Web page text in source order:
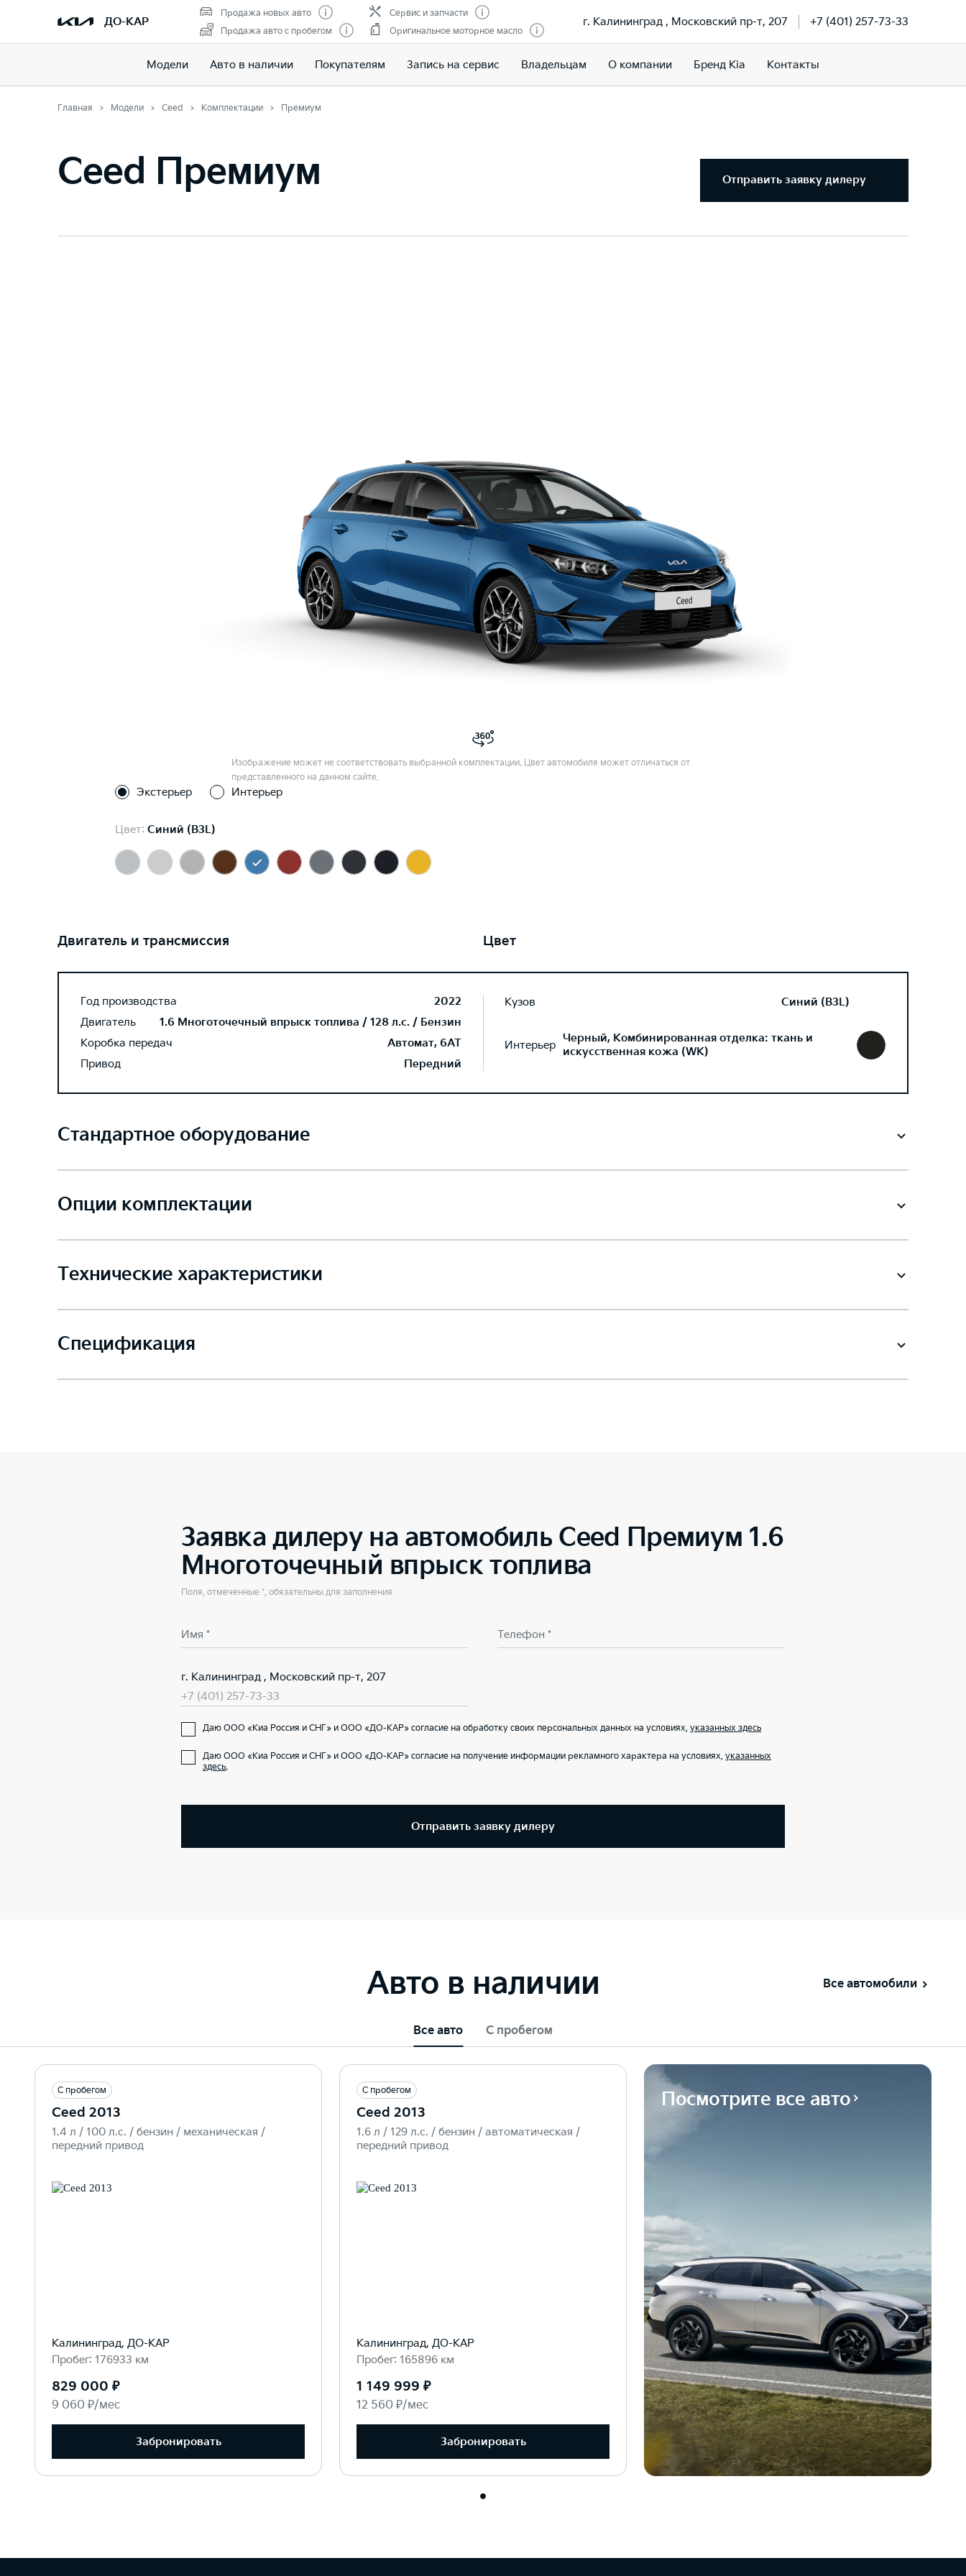
ДО-КАР
Продажа новых авто
Продажа авто с пробегом
Сервис и запчасти
Оригинальное моторное масло
г. Калининград , Московский пр-т, 207 +7 (401) 257-73-33
Модели Авто в наличии Покупателям Запись на сервис Владельцам О компании Бренд Kia Контакты
Главная Модели Ceed Комплектации Премиум
Ceed Премиум Отправить заявку дилеру
Изображение может не соответствовать выбранной комплектации. Цвет автомобиля может отличаться от
представленного на данном сайте.
Экстерьер Интерьер
Цвет: Синий (B3L)
Двигатель и трансмиссия
Год производства
2022
Двигатель
1.6 Многоточечный впрыск топлива / 128 л.с. / Бензин
Коробка передач
Автомат, 6AT
Привод
Передний
Цвет
Кузов Синий (B3L)
Интерьер Черный, Комбинированная отделка: ткань и
искусственная кожа (WK)
Стандартное оборудование
Опции комплектации
Технические характеристики
Спецификация
Заявка дилеру на автомобиль Ceed Премиум 1.6
Многоточечный впрыск топлива
Поля, отмеченные *, обязательны для заполнения
Имя * Телефон *
г. Калининград , Московский пр-т, 207
+7 (401) 257-73-33
Даю ООО «Киа Россия и СНГ» и ООО «ДО-КАР» согласие на обработку своих персональных данных на условиях, указанных здесь
Даю ООО «Киа Россия и СНГ» и ООО «ДО-КАР» согласие на получение информации рекламного характера на условиях, указанных
здесь.
Отправить заявку дилеру
Авто в наличии Все автомобили
Все авто С пробегом
С пробегом
Ceed 2013
1.4 л / 100 л.c. / бензин / механическая /
передний привод
Калининград, ДО-КАР
Пробег: 176933 км
829 000 ₽
9 060 ₽/мес
Забронировать
С пробегом
Ceed 2013
1.6 л / 129 л.c. / бензин / автоматическая /
передний привод
Калининград, ДО-КАР
Пробег: 165896 км
1 149 999 ₽
12 560 ₽/мес
Забронировать
Посмотрите все авто